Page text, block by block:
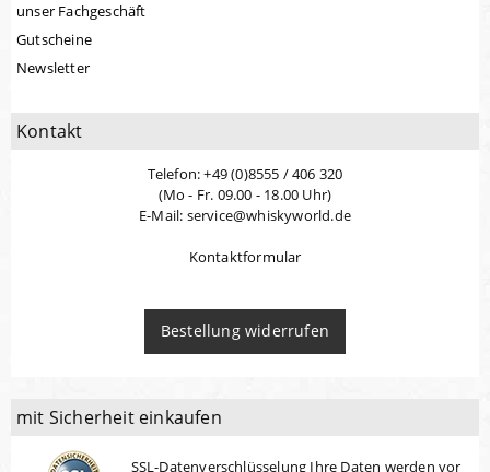
unser Fachgeschäft
Gutscheine
Newsletter
Kontakt
Telefon: +49 (0)8555 / 406 320
(Mo - Fr. 09.00 - 18.00 Uhr)
E-Mail: service@whiskyworld.de
Kontaktformular
Bestellung widerrufen
mit Sicherheit einkaufen
SSL-Datenverschlüsselung Ihre Daten werden vor